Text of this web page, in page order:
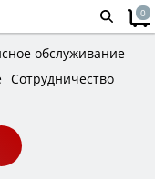
0
обслуживание
Сотрудничество